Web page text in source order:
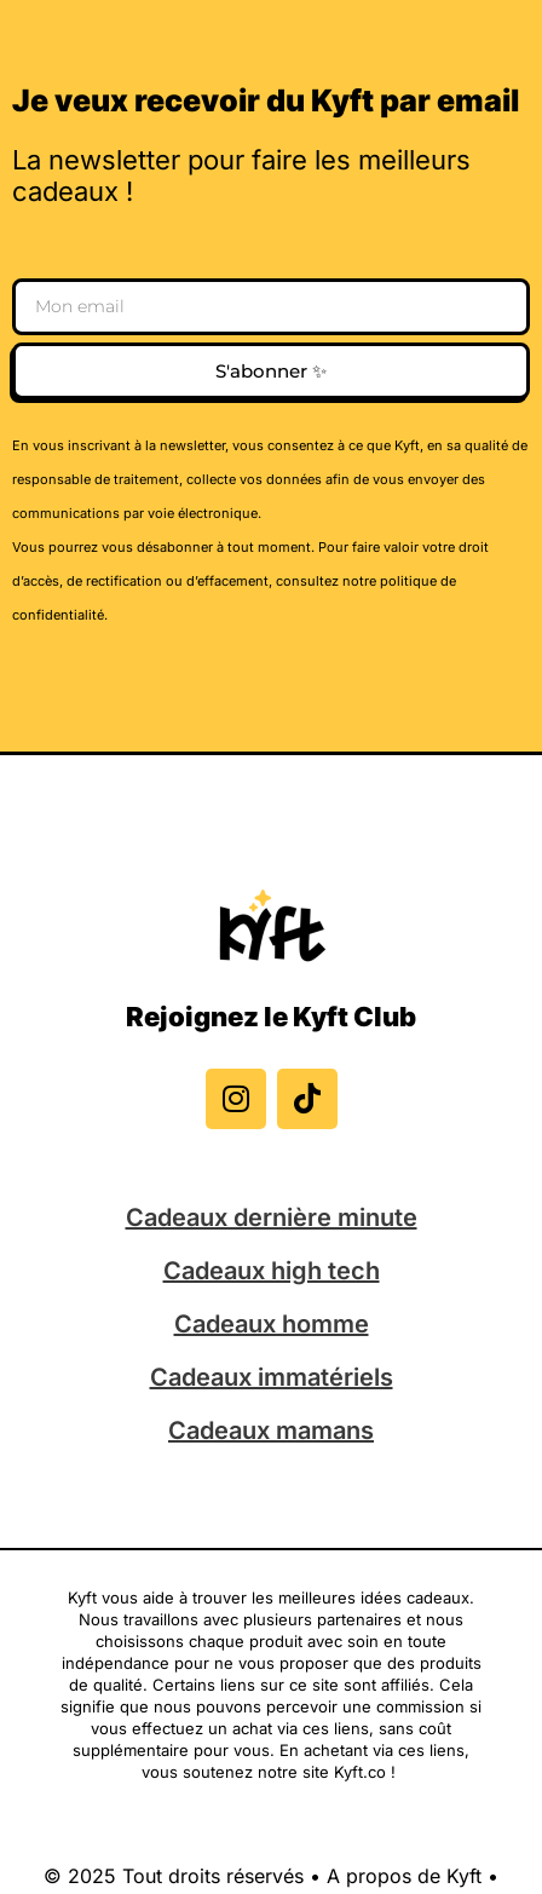
Je veux recevoir du Kyft par email
La newsletter pour faire les meilleurs
cadeaux !
Email
S'abonner ✨
En vous inscrivant à la newsletter, vous consentez à ce que Kyft, en sa qualité de
responsable de traitement, collecte vos données afin de vous envoyer des
communications par voie électronique.
Vous pourrez vous désabonner à tout moment. Pour faire valoir votre droit
d’accès, de rectification ou d’effacement, consultez notre politique de
confidentialité.
Rejoignez le Kyft Club
n
s
t
r
a
m
i
k
t
Cadeaux dernière minute
Cadeaux high tech
Cadeaux homme
Cadeaux immatériels
Cadeaux mamans
Kyft vous aide à trouver les meilleures idées cadeaux.
Nous travaillons avec plusieurs partenaires et nous
choisissons chaque produit avec soin en toute
indépendance pour ne vous proposer que des produits
de qualité. Certains liens sur ce site sont affiliés. Cela
signifie que nous pouvons percevoir une commission si
vous effectuez un achat via ces liens, sans coût
supplémentaire pour vous. En achetant via ces liens,
vous soutenez notre site Kyft.co !
© 2025 Tout droits réservés • A propos de Kyft •